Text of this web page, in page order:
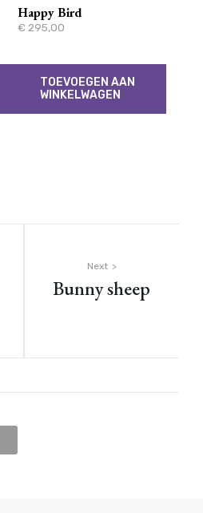
Happy Bird
€ 295,00
TOEVOEGEN AAN
WINKELWAGEN
Next
Bunny sheep